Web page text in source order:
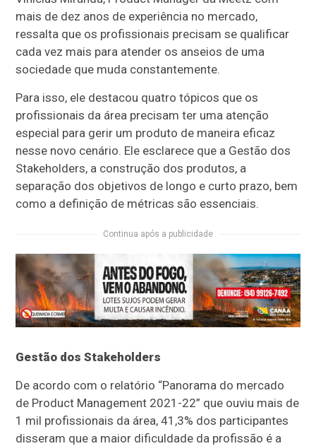
mais de dez anos de experiência no mercado,
ressalta que os profissionais precisam se qualificar
cada vez mais para atender os anseios de uma
sociedade que muda constantemente.
Para isso, ele destacou quatro tópicos que os
profissionais da área precisam ter uma atenção
especial para gerir um produto de maneira eficaz
nesse novo cenário. Ele esclarece que a Gestão dos
Stakeholders, a construção dos produtos, a
separação dos objetivos de longo e curto prazo, bem
como a definição de métricas são essenciais.
Continua após a publicidade
Gestão dos Stakeholders
De acordo com o relatório “Panorama do mercado
de Product Management 2021-22” que ouviu mais de
1 mil profissionais da área, 41,3% dos participantes
disseram que a maior dificuldade da profissão é a